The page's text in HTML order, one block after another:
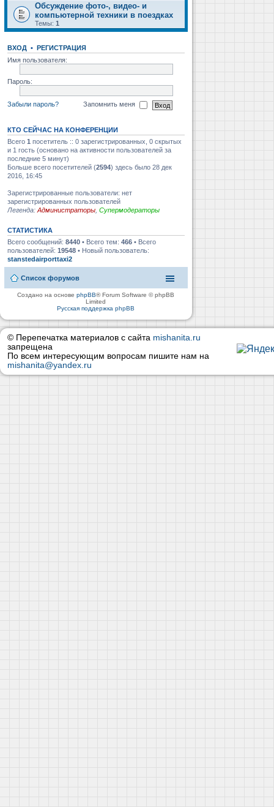
Обсуждение фото-, видео- и
компьютерной техники в поездках
Темы: 1
ВХОД • РЕГИСТРАЦИЯ
Имя пользователя:
Пароль:
Забыли пароль? Запомнить меня
КТО СЕЙЧАС НА КОНФЕРЕНЦИИ
Всего 1 посетитель :: 0 зарегистрированных, 0 скрытых
и 1 гость (основано на активности пользователей за
последние 5 минут)
Больше всего посетителей (2594) здесь было 28 дек
2016, 16:45
Зарегистрированные пользователи: нет
зарегистрированных пользователей
Легенда: Администраторы Супермодераторы
СТАТИСТИКА
Всего сообщений: 8440 • Всего тем: 466 • Всего
пользователей: 19548 • Новый пользователь:
stanstedairporttaxi2
Список форумов
Создано на основеphpBB® Forum Software © phpBB
Limited
Русская поддержка phpBB
© Перепечатка материалов с сайта mishanita.ru
запрещена
По всем интересующим вопросам пишите нам на
mishanita@yandex.ru